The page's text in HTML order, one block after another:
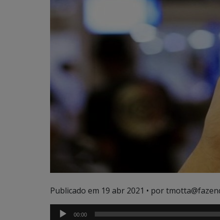
Publicado em 19 abr 2021 • por
00:00